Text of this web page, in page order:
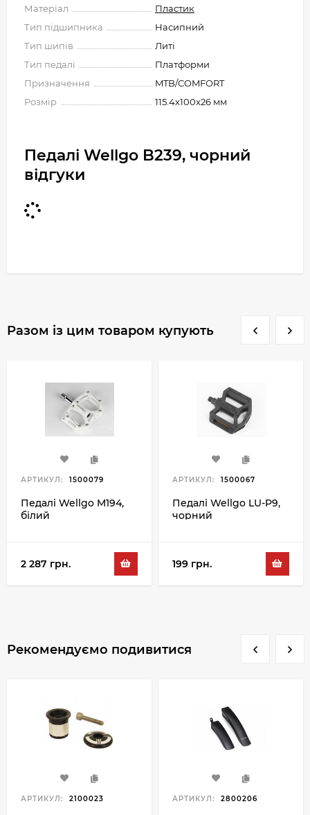
Матеріал
Пластик
Тип підшипника
Насипний
Тип шипів
Литі
Тип педалі
Платформи
Призначення
MTB/COMFORT
Розмір
115.4x100x26 мм
Педалі Wellgo B239, чорний
відгуки
Разом із цим товаром купують
АРТИКУЛ: 1500079
Педалі Wellgo M194,
білий
2 287 грн.
АРТИКУЛ: 1500067
Педалі Wellgo LU-P9,
чорний
199 грн.
Рекомендуємо подивитися
АРТИКУЛ: 2100023 АРТИКУЛ: 2800206